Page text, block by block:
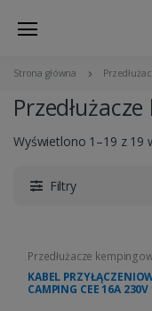
Strona główna
Wyświetlono 1–19 z 19
Filtry
Przedłużacze
KABEL
CAMPING CEE 16A